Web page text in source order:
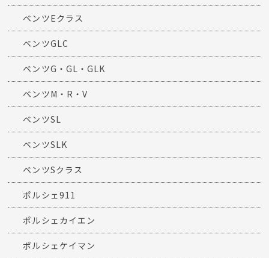
ベンツEクラス
ベンツGLC
ベンツG・GL・GLK
ベンツM・R・V
ベンツSL
ベンツSLK
ベンツSクラス
ポルシェ911
ポルシェカイエン
ポルシェケイマン